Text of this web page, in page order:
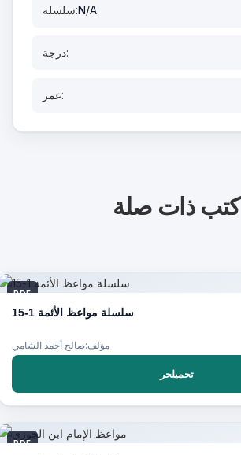
سلسلة:N/A
درجة:
عمر:
كتب ذات صلة
PDF
سلسلة مواعظ الأئمة 1-15
مؤلف:صالح أحمد الشامي
تحميلحر
PDF